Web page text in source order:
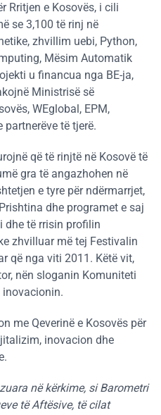
Rritjen e Kosovës, i cili
se 3,100 të rinj në
zhvillim uebi, Python,
Mësim Automatik
u financua nga BE-ja,
Ministrisë së
WEglobal, EPM,
partnerëve të tjerë.
që të rinjtë në Kosovë të
gra të angazhohen në
e tyre për ndërmarrjet,
dhe programet e saj
dhe të rrisin profilin
zhvilluar më tej Festivalin
që nga viti 2011. Këtë vit,
nën sloganin Komuniteti
me Qeverinë e Kosovës për
inovacion dhe
në kërkime, si Barometri
të Aftësive, të cilat